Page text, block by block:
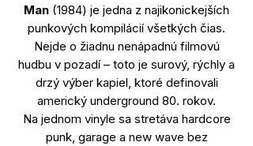
Man (1984) je jedna z najikonickejších
punkových kompilácií všetkých čias.
Nejde o žiadnu nenápadnú filmovú
hudbu v pozadí – toto je surový, rýchly a
drzý výber kapiel, ktoré definovali
americký underground 80. rokov.
Na jednom vinyle sa stretáva hardcore
punk, garage a new wave bez